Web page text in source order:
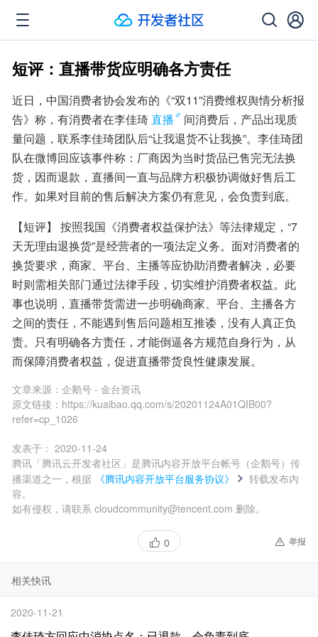
短评：直播带货应明确各方责任
近日，中国消费者协会发布的《“双11”消费维权舆情分析报
告》称，有消费者在李佳琦直播
间消费后，产品出现质
量问题，联系李佳琦团队后“让我退货不让我换”。李佳琦团
队在微博回应该事件称：厂商因为当时货品已售完无法换
货，因而退款，直播间一直与品牌方积极协调做好售后工
作。如果对目前的售后解决方案仍有意见，会负责到底。
【短评】 按照我国《消费者权益保护法》等法律规定，“7
天无理由退换货”是经营者的一项法定义务。面对消费者的
换货要求，商家、平台、主播等应协助消费者解决，必要
时则需相关部门通过法律手段，切实维护消费者权益。此
事也说明，直播带货需进一步明确商家、平台、主播各方
之间的责任，不能遇到售后问题相互推诿，没有人真正负
责。只有明确各方责任，才能倒逼各方规范自身行为，从
而保障消费者权益，促进直播带货良性健康发展。
文章来源： 企鹅号 - 金台资讯
原文链接： https://kuaibao.qq.com/s/20201124A01QIB00?
refer=cp_1026
发表于： 2020-11-24
腾讯「腾讯云开发者社区」是腾讯内容开放平台帐号（企鹅号）传
播渠道之一，根据
《腾讯内容开放平台服务协议》
转载发布内
容。
如有侵权，请联系 cloudcommunity@tencent.com 删除。
0 举报
相关快讯
2020-11-21